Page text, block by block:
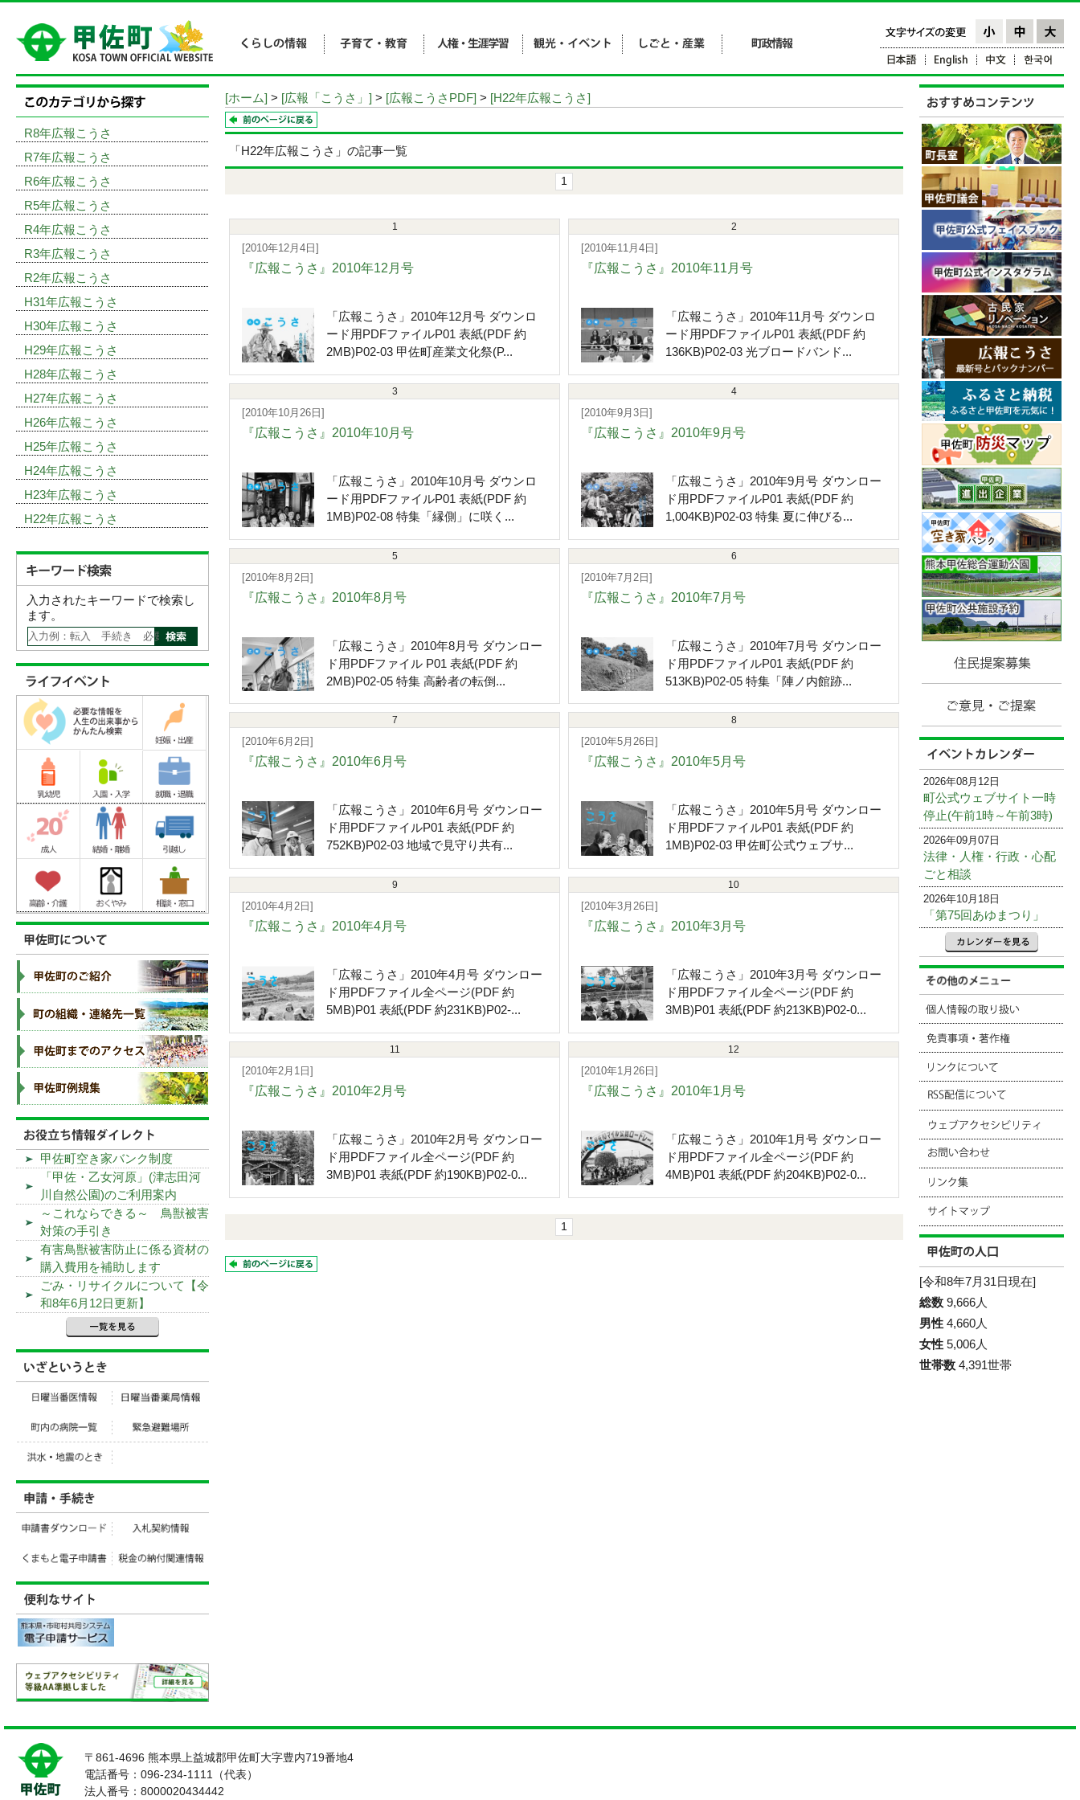
[ホーム] > [広報「こうさ」] > [広報こうさPDF] > [H22年広報こうさ]
「H22年広報こうさ」の記事一覧
1
1
[2010年12月4日]
『広報こうさ』2010年12月号
「広報こうさ」2010年12月号 ダウンロ
ード用PDFファイルP01 表紙(PDF 約
2MB)P02-03 甲佐町産業文化祭(P...
2
[2010年11月4日]
『広報こうさ』2010年11月号
「広報こうさ」2010年11月号 ダウンロ
ード用PDFファイルP01 表紙(PDF 約
136KB)P02-03 光ブロードバンド...
3
[2010年10月26日]
『広報こうさ』2010年10月号
「広報こうさ」2010年10月号 ダウンロ
ード用PDFファイルP01 表紙(PDF 約
1MB)P02-08 特集「縁側」に咲く...
4
[2010年9月3日]
『広報こうさ』2010年9月号
「広報こうさ」2010年9月号 ダウンロー
ド用PDFファイルP01 表紙(PDF 約
1,004KB)P02-03 特集 夏に伸びる...
5
[2010年8月2日]
『広報こうさ』2010年8月号
「広報こうさ」2010年8月号 ダウンロー
ド用PDFファイル P01 表紙(PDF 約
2MB)P02-05 特集 高齢者の転倒...
6
[2010年7月2日]
『広報こうさ』2010年7月号
「広報こうさ」2010年7月号 ダウンロー
ド用PDFファイルP01 表紙(PDF 約
513KB)P02-05 特集「陣ノ内館跡...
7
[2010年6月2日]
『広報こうさ』2010年6月号
「広報こうさ」2010年6月号 ダウンロー
ド用PDFファイルP01 表紙(PDF 約
752KB)P02-03 地域で見守り共有...
8
[2010年5月26日]
『広報こうさ』2010年5月号
「広報こうさ」2010年5月号 ダウンロー
ド用PDFファイルP01 表紙(PDF 約
1MB)P02-03 甲佐町公式ウェブサ...
9
[2010年4月2日]
『広報こうさ』2010年4月号
「広報こうさ」2010年4月号 ダウンロー
ド用PDFファイル全ページ(PDF 約
5MB)P01 表紙(PDF 約231KB)P02-...
10
[2010年3月26日]
『広報こうさ』2010年3月号
「広報こうさ」2010年3月号 ダウンロー
ド用PDFファイル全ページ(PDF 約
3MB)P01 表紙(PDF 約213KB)P02-0...
11
[2010年2月1日]
『広報こうさ』2010年2月号
「広報こうさ」2010年2月号 ダウンロー
ド用PDFファイル全ページ(PDF 約
3MB)P01 表紙(PDF 約190KB)P02-0...
12
[2010年1月26日]
『広報こうさ』2010年1月号
「広報こうさ」2010年1月号 ダウンロー
ド用PDFファイル全ページ(PDF 約
4MB)P01 表紙(PDF 約204KB)P02-0...
1
2026年08月12日
町公式ウェブサイト一時
停止(午前1時～午前3時)
2026年09月07日
法律・人権・行政・心配
ごと相談
2026年10月18日
「第75回あゆまつり」
[令和8年7月31日現在]
総数 9,666人
男性 4,660人
女性 5,006人
世帯数 4,391世帯
R8年広報こうさ
R7年広報こうさ
R6年広報こうさ
R5年広報こうさ
R4年広報こうさ
R3年広報こうさ
R2年広報こうさ
H31年広報こうさ
H30年広報こうさ
H29年広報こうさ
H28年広報こうさ
H27年広報こうさ
H26年広報こうさ
H25年広報こうさ
H24年広報こうさ
H23年広報こうさ
H22年広報こうさ
入力されたキーワードで検索し
ます。
甲佐町空き家バンク制度
「甲佐・乙女河原」(津志田河
川自然公園)のご利用案内
～これならできる～ 鳥獣被害
対策の手引き
有害鳥獣被害防止に係る資材の
購入費用を補助します
ごみ・リサイクルについて【令
和8年6月12日更新】
〒861-4696 熊本県上益城郡甲佐町大字豊内719番地4
電話番号：096-234-1111（代表）
法人番号：8000020434442